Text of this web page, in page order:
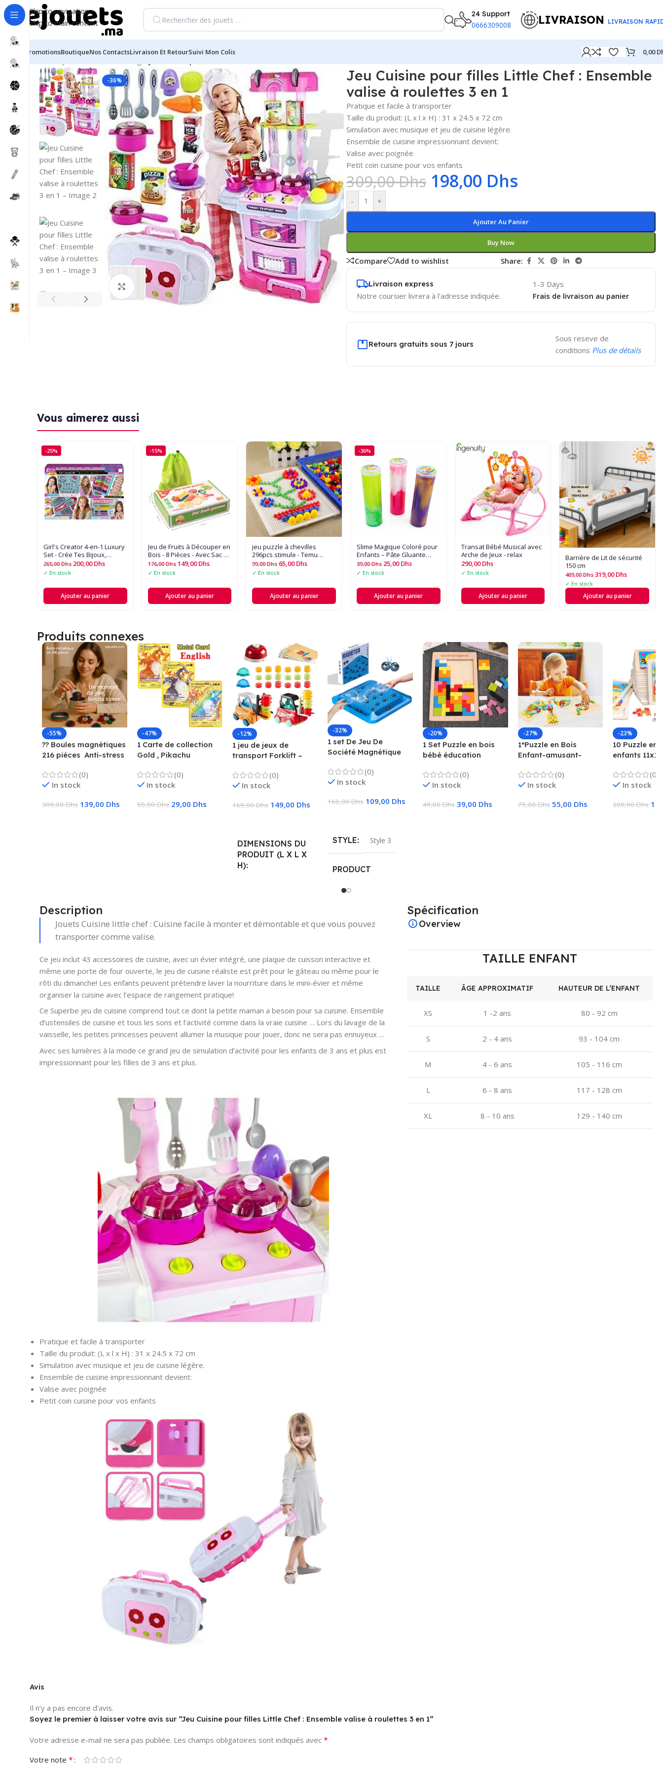
Skip to navigation
Skip to main content
24 Support
0666309008 LIVRAISON LIVRAISON
PromotionsBoutiqueNos ContactsLivraison Et RetourSuivi Mon Colis 0,00
-36%
Click to enlarge
Jeu Cuisine pour filles Little Chef : Ensemble
valise à roulettes 3 en 1
Pratique et facile à transporter
Taille du produit: (L x l x H) : 31 x 24.5 x 72 cm
Simulation avec musique et jeu de cuisine légère.
Ensemble de cuisine impressionnant devient:
Valise avec poignée
Petit coin cuisine pour vos enfants
309,00Dhs 198,00 Dhs
- +
Ajouter Au Panier
Buy Now
Compare Add to wishlist Share:
Livraison express
Notre coursier livrera à l'adresse indiquée.
1-3 Days
Frais de livraison au panier
Retours gratuits sous 7 jours
Sous reseve de
conditions Plus de détails
Vous aimerez aussi
-25%
Girl's Creator 4-en-1 Luxury
Set - Crée Tes Bijoux,
Bracelets Charm's et
Décorations Capillaires ! ?
265,00Dhs 200,00Dhs
✓ En stock
Ajouter au panier
-15%
Jeu de Fruits à Découper en
Bois - 8 Pièces - Avec Sac de
Rangement - Jouet
d'Imitation Educatif
176,00Dhs 149,00Dhs
✓ En stock
Ajouter au panier
jeu puzzle à chevilles
296pcs stimule - Temu
France - Quantité : Jeu de
Puzzle à Ongles
99,00Dhs 65,00Dhs
✓ En stock
Ajouter au panier
-36%
Slime Magique Coloré pour
Enfants – Pâte Gluante
Stretch & Anti-Stress 🧪✨
39,00Dhs 25,00Dhs
✓ En stock
Ajouter au panier
Transat Bébé Musical avec
Arche de Jeux - relax
290,00Dhs
✓ En stock
Ajouter au panier
Barrière de Lit de sécurité
150 cm
409,00Dhs 319,00Dhs
✓ En stock
Ajouter au panier
Produits connexes
-55%
?? Boules magnétiques
216 pièces  Anti-stress
(0)
In stock
309,00Dhs 139,00 Dhs
-47%
1 Carte de collection
Gold , Pikachu
EX, Métal (0)
In stock
55,00Dhs 29,00 Dhs
-12%
1 jeu de jeux de
transport Forklift –
élévateur, camion
avec fonctions pour
(0)
In stock
169,00Dhs 149,00 Dhs
DIMENSIONS DU
PRODUIT (L X L X
H)
ÂGE
‎24 mois – 5 ans
FABRICANT
‎WJN1200201
MATIÈRE
PRINCIPALE
‎Plastique
DISPONIBILITÉ
DES PIÈCES
DÉTACHÉES
‎Information
indisponible sur les
pièces détachées
ASIN
B0CRT1HT1M
TRANCHE D'ÂGE
(DESCRIPTION)
Enfant
THÈME Sport
CARACTÉRISTIQUE
L'ARTICLE
-32%
1 set De Jeu De
Société Magnétique
L’imagination Et La
Créativité, Convient
Familial 28x28x4cm
(0)
In stock
160,00Dhs 109,00 Dhs
STYLE Style 3
PRODUCT
AGE
ITEM MODEL
NUMBER
‎magnet102
-20%
1 Set Puzzle en bois
bébé éducation
enfants pensée
logique carré jouet
(0)
In stock
49,00Dhs 39,00 Dhs
-27%
1*Puzzle en Bois
Enfant-amusant-
(0)
In stock
75,00Dhs 55,00 Dhs
-23%
10 Puzzle en
enfants
cadeaux (0)
In stock
209,00Dhs
Description
Jouets Cuisine little chef : Cuisine facile à monter et démontable et que vous pouvez
transporter comme valise.
Ce jeu inclut 43 accessoires de cuisine, avec un évier intégré, une plaque de cuisson interactive et
même une porte de four ouverte, le jeu de cuisine réaliste est prêt pour le gâteau ou même pour le
rôti du dimanche! Les enfants peuvent prétendre laver la nourriture dans le mini-évier et même
organiser la cuisine avec l’espace de rangement pratique!
Ce Superbe jeu de cuisine comprend tout ce dont la petite maman a besoin pour sa cuisine. Ensemble
d’ustensiles de cuisine et tous les sons et l’activité comme dans la vraie cuisine … Lors du lavage de la
vaisselle, les petites princesses peuvent allumer la musique pour jouer, donc ne sera pas ennuyeux …
Avec ses lumières à la mode ce grand jeu de simulation d’activité pour les enfants de 3 ans et plus est
impressionnant pour les filles de 3 ans et plus.
Pratique et facile à transporter
Taille du produit: (L x l x H) : 31 x 24.5 x 72 cm
Simulation avec musique et jeu de cuisine légère.
Ensemble de cuisine impressionnant devient:
Valise avec poignée
Petit coin cuisine pour vos enfants
Spécification
Overview
TAILLE ENFANT
TAILLE ÂGE APPROXIMATIF HAUTEUR DE L’ENFANT
XS 1 -2 ans 80 - 92 cm
S 2 - 4 ans 93 - 104 cm
M 4 - 6 ans 105 - 116 cm
L 6 - 8 ans 117 - 128 cm
XL 8 - 10 ans 129 - 140 cm
Avis
Il n’y a pas encore d’avis.
Soyez le premier à laisser votre avis sur “Jeu Cuisine pour filles Little Chef : Ensemble valise à roulettes 3 en 1”
Votre adresse e-mail ne sera pas publiée. Les champs obligatoires sont indiqués avec *
Votre note *